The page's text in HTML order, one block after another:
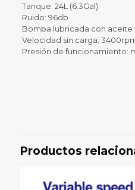
Tanque: 24L (6.3Gal)
Ruido: 96db
Bomba lubricada con aceite
Velocidad sin carga:
Presión de funcionamiento:
“COMPRESOR
UAC120248”
Tu dirección de correo
Productos